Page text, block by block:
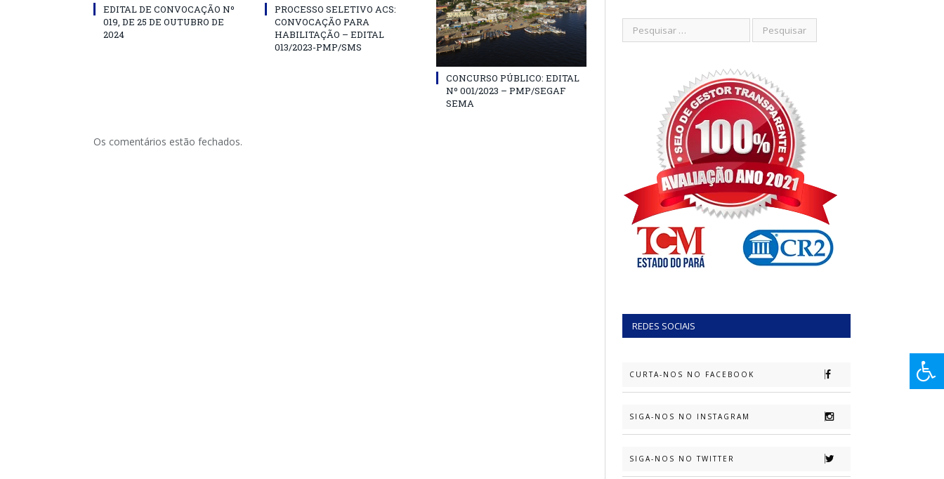
EDITAL DE CONVOCAÇÃO Nº
019, DE 25 DE OUTUBRO DE
2024
PROCESSO SELETIVO ACS:
CONVOCAÇÃO PARA
HABILITAÇÃO – EDITAL
013/2023-PMP/SMS
CONCURSO PÚBLICO: EDITAL
Nº 001/2023 – PMP/SEGAF
SEMA
Os comentários estão fechados.
REDES SOCIAIS
CURTA-NOS NO FACEBOOK
SIGA-NOS NO INSTAGRAM
SIGA-NOS NO TWITTER